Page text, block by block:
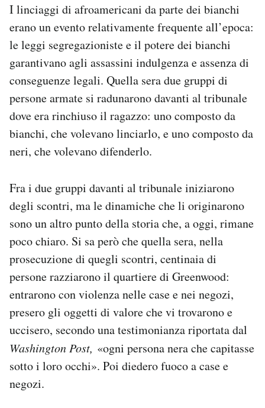
I linciaggi di afroamericani da parte dei bianchi
erano un evento relativamente frequente all’epoca:
le leggi segregazioniste e il potere dei bianchi
garantivano agli assassini indulgenza e assenza di
conseguenze legali. Quella sera due gruppi di
persone armate si radunarono davanti al tribunale
dove era rinchiuso il ragazzo: uno composto da
bianchi, che volevano linciarlo, e uno composto da
neri, che volevano difenderlo.
Fra i due gruppi davanti al tribunale iniziarono
degli scontri, ma le dinamiche che li originarono
sono un altro punto della storia che, a oggi, rimane
poco chiaro. Si sa però che quella sera, nella
prosecuzione di quegli scontri, centinaia di
persone razziarono il quartiere di Greenwood:
entrarono con violenza nelle case e nei negozi,
presero gli oggetti di valore che vi trovarono e
uccisero, secondo una testimonianza riportata dal
Washington Post, «ogni persona nera che capitasse
sotto i loro occhi». Poi diedero fuoco a case e
negozi.